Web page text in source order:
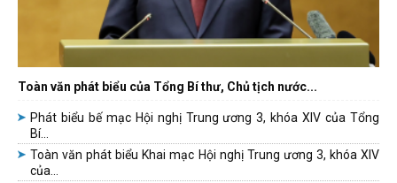
Toàn văn phát biểu của Tổng Bí thư, Chủ tịch nước...
Phát biểu bế mạc Hội nghị Trung ương 3, khóa XIV của Tổng
Bí...
Toàn văn phát biểu Khai mạc Hội nghị Trung ương 3, khóa XIV
của...